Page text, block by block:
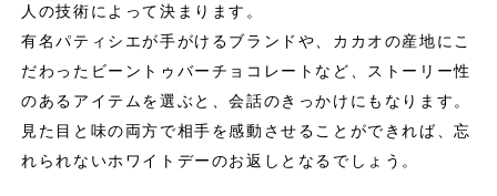
人の技術によって決まります。
有名パティシエが手がけるブランドや、カカオの産地にこ
だわったビーントゥバーチョコレートなど、ストーリー性
のあるアイテムを選ぶと、会話のきっかけにもなります。
見た目と味の両方で相手を感動させることができれば、忘
れられないホワイトデーのお返しとなるでしょう。